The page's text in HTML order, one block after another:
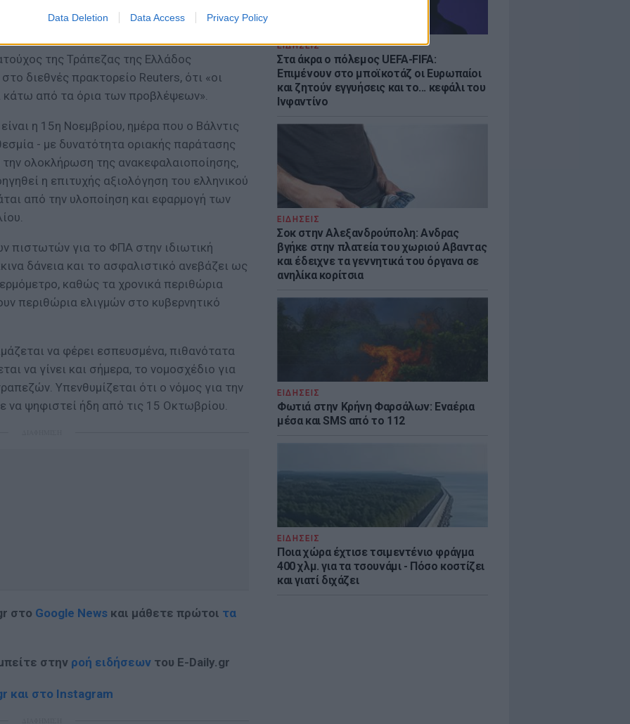
Data Deletion Data Access Privacy Policy
ΕΙΔΗΣΕΙΣ
Στα άκρα ο πόλεμος UEFA-FIFA:
Επιμένουν στο μποϊκοτάζ οι Ευρωπαίοι
και ζητούν εγγυήσεις και το... κεφάλι του
Ινφαντίνο
ΕΙΔΗΣΕΙΣ
Σοκ στην Αλεξανδρούπολη: Ανδρας
βγήκε στην πλατεία του χωριού Αβαντας
και έδειχνε τα γεννητικά του όργανα σε
ανηλίκα κορίτσια
ΕΙΔΗΣΕΙΣ
Φωτιά στην Κρήνη Φαρσάλων: Εναέρια
μέσα και SMS από το 112
ΕΙΔΗΣΕΙΣ
Ποια χώρα έχτισε τσιμεντένιο φράγμα
400 χλμ. για τα τσουνάμι - Πόσο κοστίζει
και γιατί διχάζει
της Τράπεζας της Ελλάδος
διεθνές πρακτορείο Reuters, ότι «οι
κάτω από τα όρια των προβλέψεων».
η 15η Νοεμβρίου, ημέρα που ο Βάλντις
- με δυνατότητα οριακής παράτασης
την ολοκλήρωση της ανακεφαλαιοποίησης,
η επιτυχής αξιολόγηση του ελληνικού
από την υλοποίηση και εφαρμογή των
πιστωτών για το ΦΠΑ στην ιδιωτική
δάνεια και το ασφαλιστικό ανεβάζει ως
καθώς τα χρονικά περιθώρια
περιθώρια ελιγμών στο κυβερνητικό
να φέρει εσπευσμένα, πιθανότατα
να γίνει και σήμερα, το νομοσχέδιο για
Υπενθυμίζεται ότι ο νόμος για την
να ψηφιστεί ήδη από τις 15 Οκτωβρίου.
στο Google News και μάθετε πρώτοι τα
στην ροή ειδήσεων του E-Daily.gr
και στο Instagram